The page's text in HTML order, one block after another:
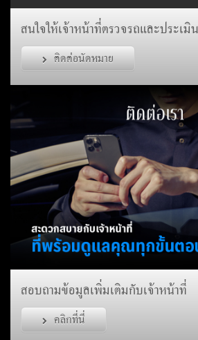
สนใจให้เจ้าหน้าที่ตรวจรถและประเ
ติดต่อนัดหมาย